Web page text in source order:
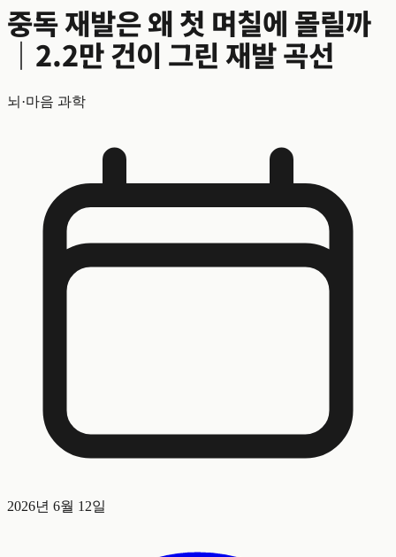
중독 재발은 왜 첫 며칠에 몰릴까
｜2.2만 건이 그린 재발 곡선
뇌·마음 과학
2026년 6월 12일